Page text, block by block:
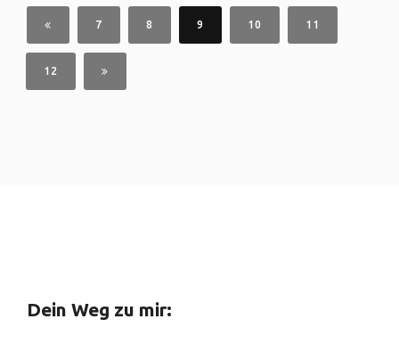
7 8 9 10 11
12
Dein Weg zu mir: